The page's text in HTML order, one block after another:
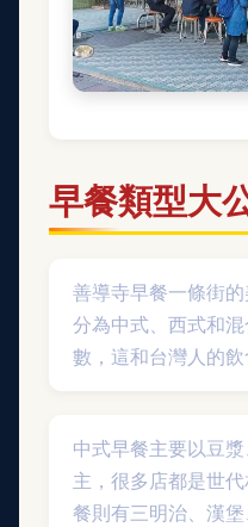
早餐類型大
善導寺早餐一條街
分為中式、西式和
數，這和台灣人的飲
中式早餐主要以豆
主，很多店都是世
餐則有三明治、漢堡